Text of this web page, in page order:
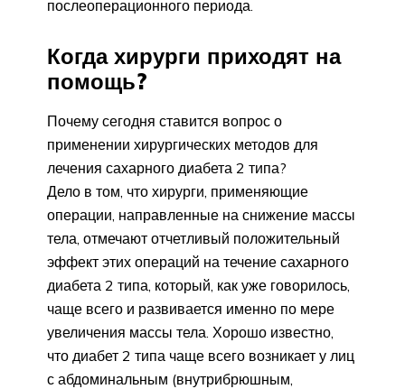
послеоперационного периода.
Когда хирурги приходят на
помощь?
Почему сегодня ставится вопрос о
применении хирургических методов для
лечения сахарного диабета 2 типа?
Дело в том, что хирурги, применяющие
операции, направленные на снижение массы
тела, отмечают отчетливый положительный
эффект этих операций на течение сахарного
диабета 2 типа, который, как уже говорилось,
чаще всего и развивается именно по мере
увеличения массы тела. Хорошо известно,
что диабет 2 типа чаще всего возникает у лиц
с абдоминальным (внутрибрюшным,